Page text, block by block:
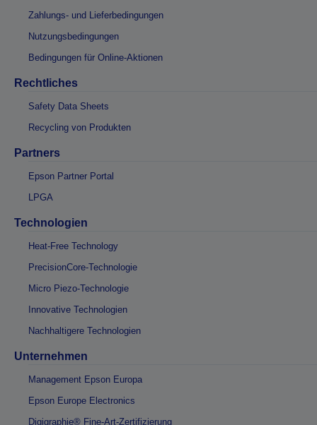
Zahlungs- und Lieferbedingungen
Nutzungsbedingungen
Bedingungen für Online-Aktionen
Rechtliches
Safety Data Sheets
Recycling von Produkten
Partners
Epson Partner Portal
LPGA
Technologien
Heat-Free Technology
PrecisionCore-Technologie
Micro Piezo-Technologie
Innovative Technologien
Nachhaltigere Technologien
Unternehmen
Management Epson Europa
Epson Europe Electronics
Digigraphie® Fine-Art-Zertifizierung